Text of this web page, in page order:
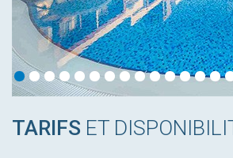
TARIFS ET